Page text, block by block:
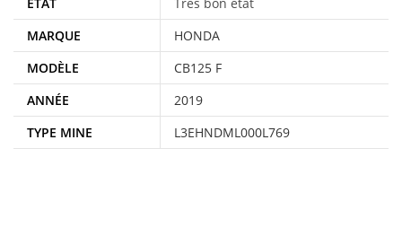
MARQUE
HONDA
MODÈLE
CB125 F
ANNÉE
2019
TYPE MINE
L3EHNDML000L769